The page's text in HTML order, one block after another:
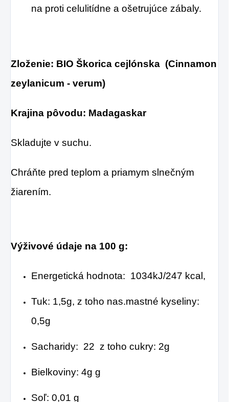
na proti celulitídne a ošetrujúce zábaly.
Zloženie: BIO Škorica cejlónska (Cinnamon
zeylanicum - verum)
Krajina pôvodu: Madagaskar
Skladujte v suchu.
Chráňte pred teplom a priamym slnečným
žiarením.
Výživové údaje na 100 g:
Energetická hodnota: 1034kJ/247 kcal,
Tuk: 1,5g, z toho nas.mastné kyseliny:
0,5g
Sacharidy: 22 z toho cukry: 2g
Bielkoviny: 4g g
Soľ: 0,01 g